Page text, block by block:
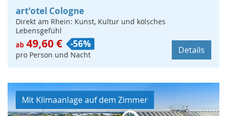
art'otel Cologne
Direkt am Rhein: Kunst, Kultur und kölsches
Lebensgefühl
ab 49,60 € -56%
pro Person und Nacht Details
Mit Klimaanlage auf dem Zimmer